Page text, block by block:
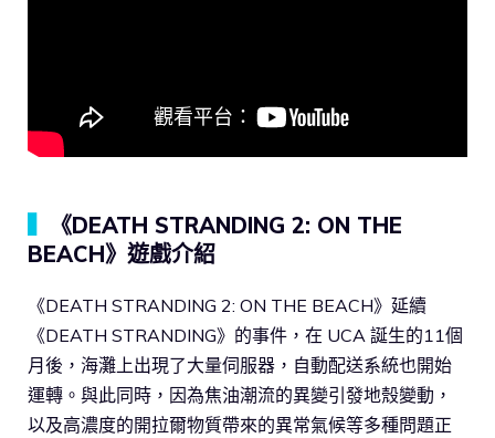
《DEATH STRANDING 2: ON THE
BEACH》遊戲介紹
《DEATH STRANDING 2: ON THE BEACH》延續
《DEATH STRANDING》的事件，在 UCA 誕生的11個
月後，海灘上出現了大量伺服器，自動配送系統也開始
運轉。與此同時，因為焦油潮流的異變引發地殼變動，
以及高濃度的開拉爾物質帶來的異常氣候等多種問題正